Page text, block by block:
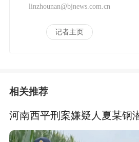
linzhounan@bjnews.com.cn
记者主页
相关推荐
河南西平刑案嫌疑人夏某钢